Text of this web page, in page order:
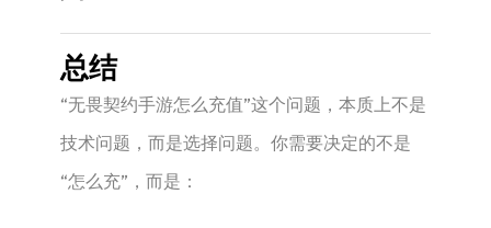
总结
“无畏契约手游怎么充值”这个问题，本质上不是
技术问题，而是选择问题。你需要决定的不是
“怎么充”，而是：